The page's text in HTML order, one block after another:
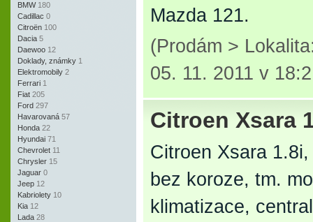
BMW 180
Cadillac 0
Citroën 100
Dacia 5
Daewoo 12
Doklady, známky 1
Elektromobily 2
Ferrari 1
Fiat 205
Ford 297
Havarovaná 57
Honda 22
Hyundai 71
Chevrolet 11
Chrysler 15
Jaguar 0
Jeep 12
Kabriolety 10
Kia 12
Lada 28
Mazda 121.
(Prodám >
05. 11. 2011 v
Citroen Xsara
Citroen Xsara
bez koroze, tm.
klimatizace,